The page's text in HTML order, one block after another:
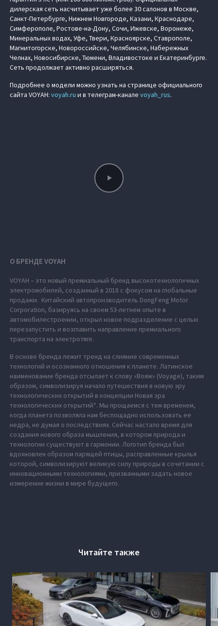
дилерская сеть насчитывает уже более 30 салонов в Москве,
Санкт-Петербурге, Нижнем Новгороде, Казани, Краснодаре,
Симферополе, Ростове-на-Дону, Сочи, Ижевске, Воронеже,
Минеральных водах, Уфе, Твери, Красноярске, Ставрополе,
Магнитогорске, Новороссийске, Челябинске, Набережных
Челнах, Новосибирске, Тюмени, Владивостоке и Екатеринбурге.
Сеть продолжает активно расширяться.
Подробнее о модели можно узнать на странице официального
сайта VOYAH: voyah.ru и в телеграм-канале voyah_rus.
О БРЕНДЕ VOYAH
VOYAH – это новый премиальный бренд высокотехнологичных
электромобилей, созданный в 2018 с фокусом на глобальные
продажи. Китайский автопроизводитель DongFeng Motor
Corporation, базируясь на своем 53-летнем опыте в
автомобилестроении, открыл новое подразделение с целью
перезапустить и возглавить направление премиального
транспорта на электротяге.
В основе бренда лежит тренд на слияние современных
технологий и осознанного отношения к планете. Латинское
наименование бренда отсылает к слову «Вояж» (Voyage), таким
образом, символизируя начало путешествия в новую эру
технологических открытий в концепции Новая эра
технологических открытий*. Мы прощаемся с тем временем,
когда планета позволяла нам беспощадно использовать ее
недра, не думая о последствиях. Сейчас настало время для
создания нового образа мышления, в котором природа и
технологии существуют в гармонии. Логотип бренда был
вдохновлен образом парящей птицы, расправленные крылья
которой, символизируют великую силу природы в сочетании с
инновационными технологиями, призванными задать новое
измерение жизни в мире будущего.
Читайте также